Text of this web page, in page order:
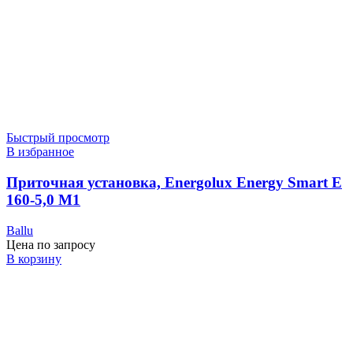
Быстрый просмотр
В избранное
Приточная установка, Energolux Energy Smart E
160-5,0 M1
Ballu
Цена по запросу
В корзину